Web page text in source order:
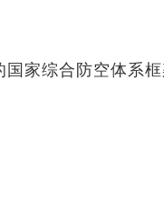
家综合防空体系